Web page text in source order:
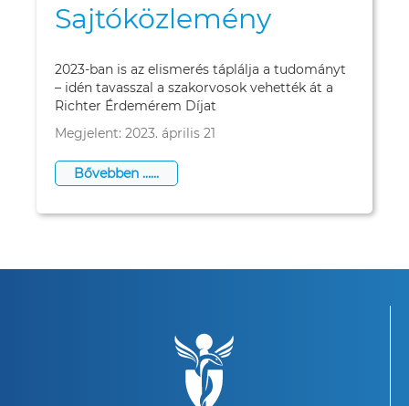
Sajtóközlemény
2023-ban is az elismerés táplálja a tudományt
– idén tavasszal a szakorvosok vehették át a
Richter Érdemérem Díjat
Megjelent: 2023. április 21
Bővebben …...